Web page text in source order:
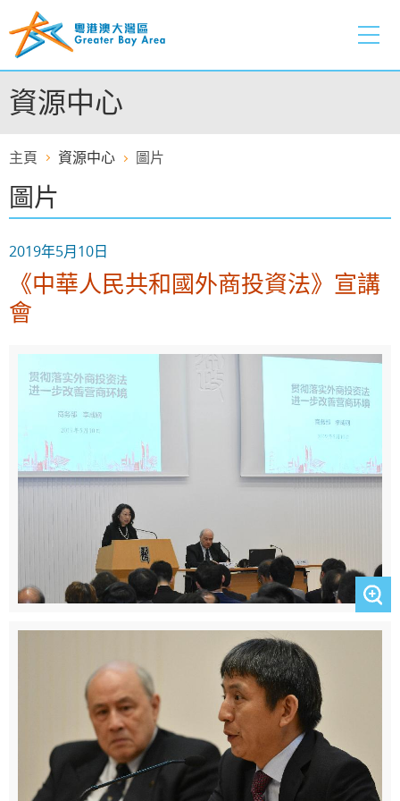
至
容
的
開
資源中心
主頁 資源中心 圖片
圖片
2019年5月10日
《中華人民共和國外商投資法》宣講
會